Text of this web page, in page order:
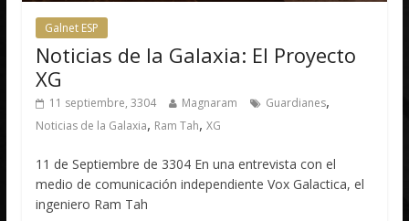
Galnet ESP
Noticias de la Galaxia: El Proyecto
XG
11 septiembre, 3304 Magnaram Guardianes,
Noticias de la Galaxia, Ram Tah,XG
11 de Septiembre de 3304 En una entrevista con el
medio de comunicación independiente Vox Galactica, el
ingeniero Ram Tah